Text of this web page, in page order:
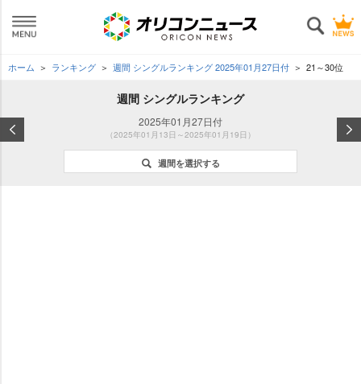
ホーム ランキング 週間 シングルランキング 2025年01月27日付 21～30位
週間 シングルランキング
2025年01月27日付
（2025年01月13日～2025年01月19日）
週間を選択する